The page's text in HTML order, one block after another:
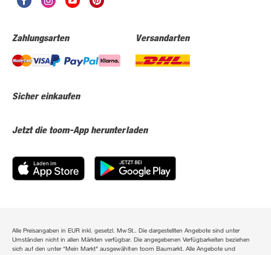
Zahlungsarten Versandarten
Sicher einkaufen
Jetzt die toom-App herunterladen
Alle Preisangaben in EUR inkl. gesetzl. MwSt.. Die dargestellten Angebote sind unter
Umständen nicht in allen Märkten verfügbar. Die angegebenen Verfügbarkeiten beziehen
sich auf den unter "Mein Markt" ausgewählten toom Baumarkt. Alle Angebote und